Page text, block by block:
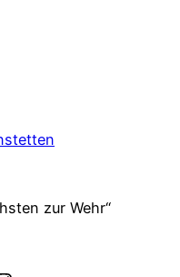
zur Wehr“